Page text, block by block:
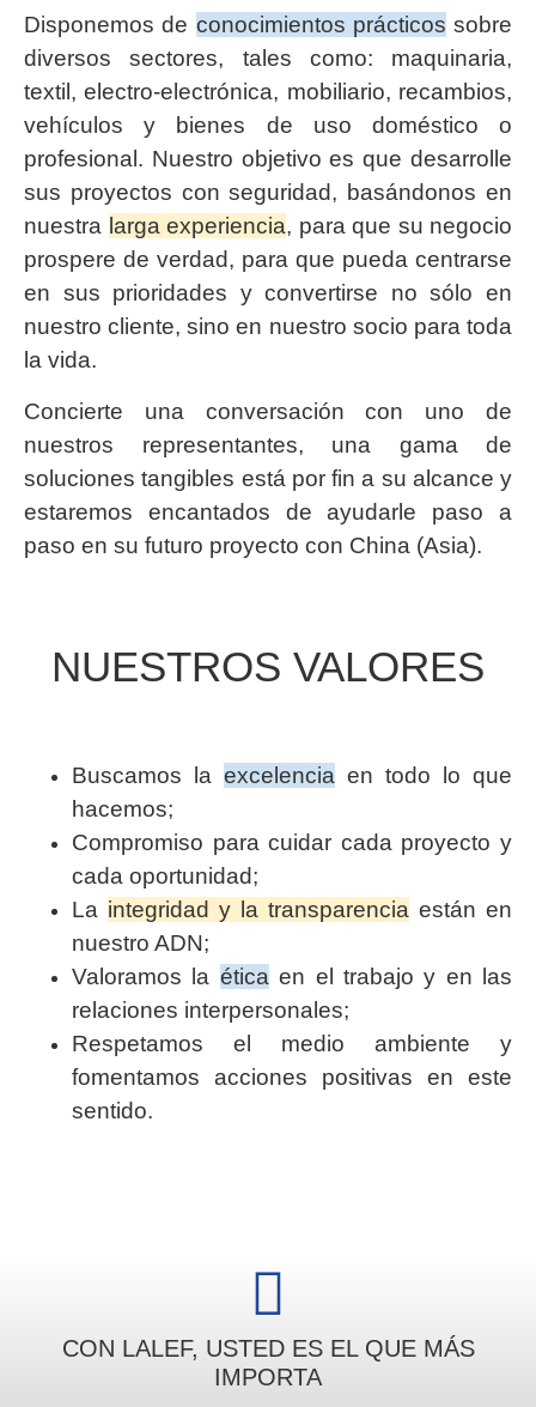
Disponemos de conocimientos prácticos sobre
diversos sectores, tales como: maquinaria,
textil, electro-electrónica, mobiliario, recambios,
vehículos y bienes de uso doméstico o
profesional. Nuestro objetivo es que desarrolle
sus proyectos con seguridad, basándonos en
nuestra larga experiencia, para que su negocio
prospere de verdad, para que pueda centrarse
en sus prioridades y convertirse no sólo en
nuestro cliente, sino en nuestro socio para toda
la vida.
Concierte una conversación con uno de
nuestros representantes, una gama de
soluciones tangibles está por fin a su alcance y
estaremos encantados de ayudarle paso a
paso en su futuro proyecto con China (Asia).
NUESTROS VALORES
Buscamos la excelencia en todo lo que
hacemos;
Compromiso para cuidar cada proyecto y
cada oportunidad;
La integridad y la transparencia están en
nuestro ADN;
Valoramos la éticaen el trabajo y en las
relaciones interpersonales;
Respetamos el medio ambiente y
fomentamos acciones positivas en este
sentido.
CON LALEF, USTED ES EL QUE MÁS
IMPORTA